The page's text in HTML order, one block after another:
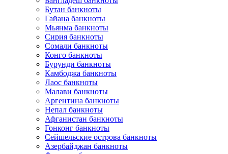
Бутан банкноты
Гайана банкноты
Мьянма банкноты
Сирия банкноты
Сомали банкноты
Конго банкноты
Бурунди банкноты
Камбоджа банкноты
Лаос банкноты
Малави банкноты
Аргентина банкноты
Непал банкноты
Афганистан банкноты
Гонконг банкноты
Сейшельские острова банкноты
Азербайджан банкноты